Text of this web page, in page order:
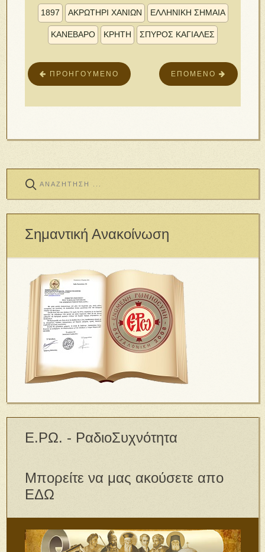
1897 ΑΚΡΩΤΗΡΙ ΧΑΝΙΩΝ ΕΛΛΗΝΙΚΗ ΣΗΜΑΙΑ
ΚΑΝΕΒΑΡΟ ΚΡΗΤΗ ΣΠΥΡΟΣ ΚΑΓΙΑΛΕΣ
ΕΠΌΜΕΝΟ
ΠΡΟΗΓΟΎΜΕΝΟ
Σημαντική Ανακοίνωση
Ε.ΡΩ. - ΡαδιοΣυχνότητα
Μπορείτε να μας ακούσετε απο
ΕΔΩ